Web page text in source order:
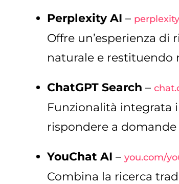
Perplexity AI –
Offre un’esperienza
naturale e restituendo
ChatGPT Search –
Funzionalità integrata
rispondere a
YouChat AI – you.com/
Combina la ricerca